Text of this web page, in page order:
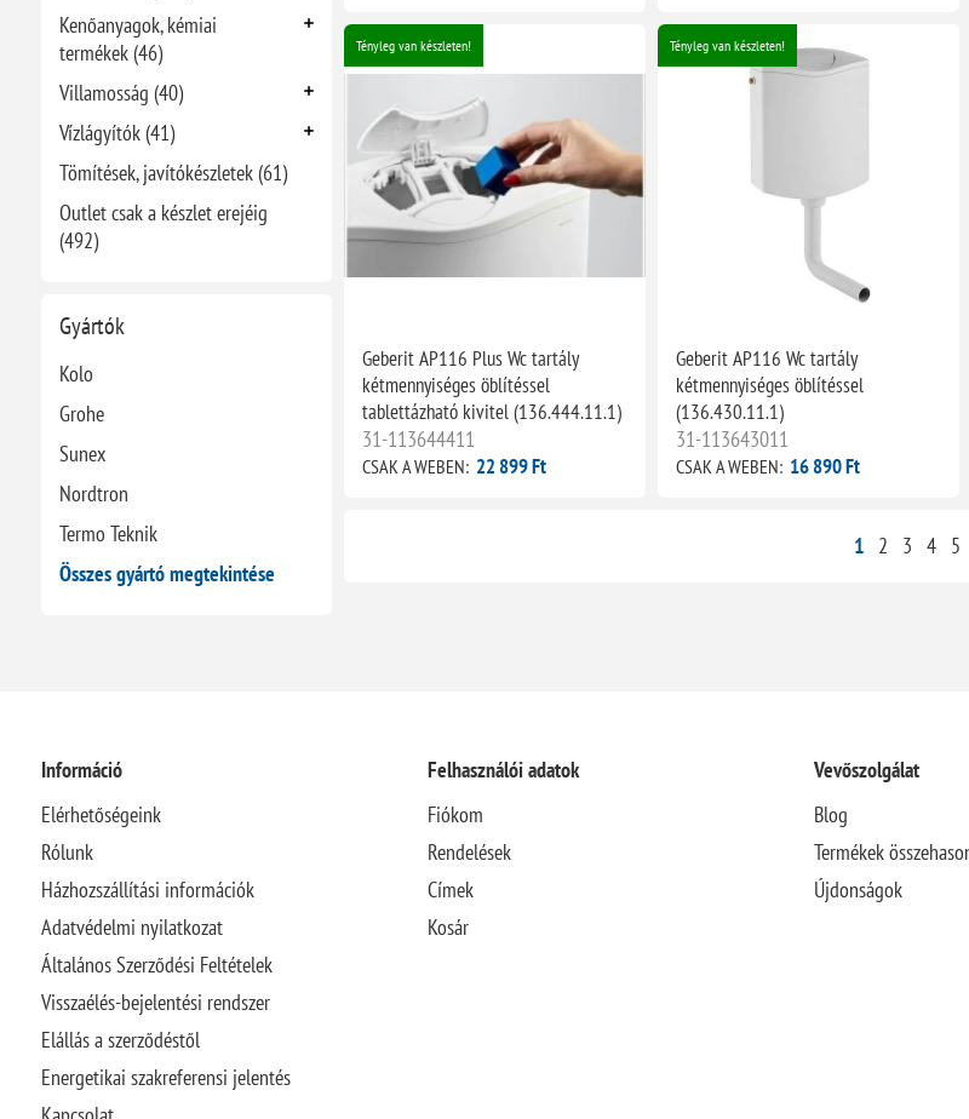
Kenőanyagok, kémiai
termékek (46)
Villamosság (40)
Vízlágyítók (41)
Tömítések, javítókészletek (61)
Outlet csak a készlet erejéig
(492)
Gyártók
Kolo
Grohe
Sunex
Nordtron
Termo Teknik
Összes gyártó megtekintése
Tényleg van készleten!
Geberit AP116 Plus Wc tartály
kétmennyiséges öblítéssel
tablettázható kivitel (136.444.11.1)
31-113644411
CSAK A WEBEN: 22 899 Ft
Tényleg van készleten!
Geberit AP116 Wc tartály
kétmennyiséges öblítéssel
(136.430.11.1)
31-113643011
CSAK A WEBEN: 16 890 Ft
1 2 3 4 5
Információ
Elérhetőségeink
Rólunk
Házhozszállítási információk
Adatvédelmi nyilatkozat
Általános Szerződési Feltételek
Visszaélés-bejelentési rendszer
Elállás a szerződéstől
Energetikai szakreferensi jelentés
Felhasználói adatok
Fiókom
Rendelések
Címek
Kosár
Vevőszolgálat
Blog
Termékek
Újdonságok